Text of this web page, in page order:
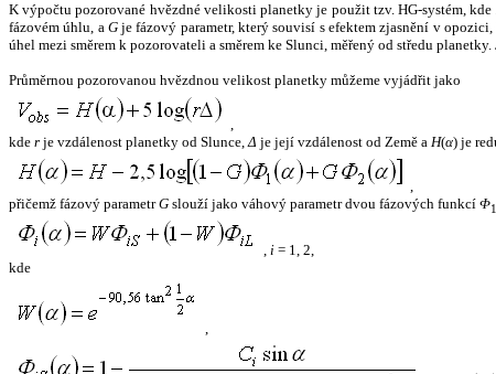
K výpočtu pozorované hvězdné velikosti planetky je použit tzv. HG-systém, kde
fázovém úhlu, a Gje fázový parametr, který souvisí s efektem zjasnění v
úhel mezi směrem k pozorovateli a směrem ke Slunci, měřený od středu
Průměrnou pozorovanou hvězdnou velikost planetky můžeme vyjádřit jako
,
kde r je vzdálenost planetky od Slunce,Δ je její vzdálenost od Země a H(α) je
,
přičemž fázový parametrG slouží jako váhový parametr dvou fázových funkcí Φ1
, i = 1, 2,
kde
,